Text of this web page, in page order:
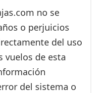
no se
o perjuicios
del uso
vuelos de esta
del sistema o